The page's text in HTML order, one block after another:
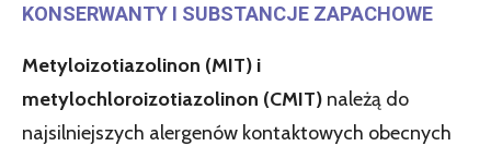
KONSERWANTY I SUBSTANCJE ZAPACHOWE
Metyloizotiazolinon (MIT) i
metylochloroizotiazolinon (CMIT) należą do
najsilniejszych alergenów kontaktowych obecnych